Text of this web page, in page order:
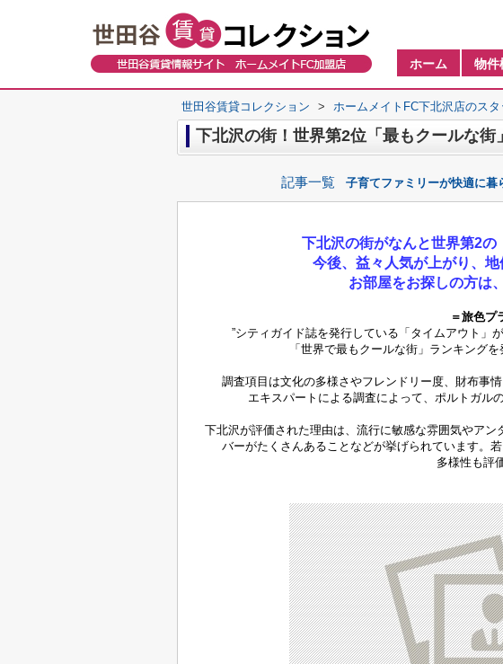
ホーム 物件
世田谷賃貸コレクション > ホームメイトFC下北沢店のス
下北沢の街！世界第2位「最もクールな街」
記事一覧 子育てファミリーが快適に
下北沢の街がなんと世界第2の
今後、益々人気が上がり、地
お部屋をお探しの方は
＝旅色プ
”シティガイド誌を発行している「タイムアウト」
「世界で最もクールな街」ランキング
調査項目は文化の多様さやフレンドリー度、財布事
エキスパートによる調査によって、ポルトガル
下北沢が評価された理由は、流行に敏感な雰囲気やアン
バーがたくさんあることなどが挙げられています。
多様性も評